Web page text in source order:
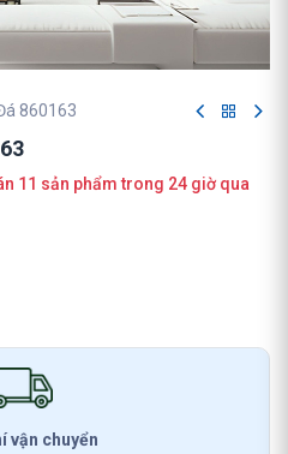
860163
11 sản phẩm trong 24 giờ qua
vận chuyển